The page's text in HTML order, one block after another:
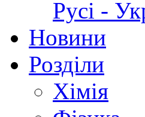
Русі -
Новини
Розділи
Хімія